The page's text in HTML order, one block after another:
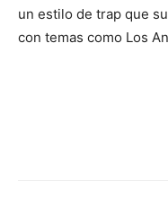
un estilo de trap que
con temas como Los